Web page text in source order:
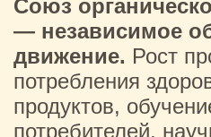
Союз
— независимое
движение. Рост
потребления
продуктов,
потребителей,